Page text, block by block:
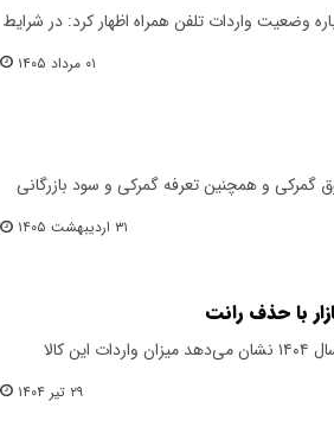
وضعیت واردات تلفن همراه اظهار کرد: در شرایط
۰۱ مرداد ۱۴۰۵
گمرکی و همچنین تعرفه گمرکی و سود بازرگانی
۳۱ اردیبهشت ۱۴۰۵
با حذف رانت
بررسی آمار رسمی واردات تلفن همراه در سه‌ماهه نخست سال ۱۴۰۴ نشان می‌دهد میزان واردات این کالا
۲۹ تیر ۱۴۰۴